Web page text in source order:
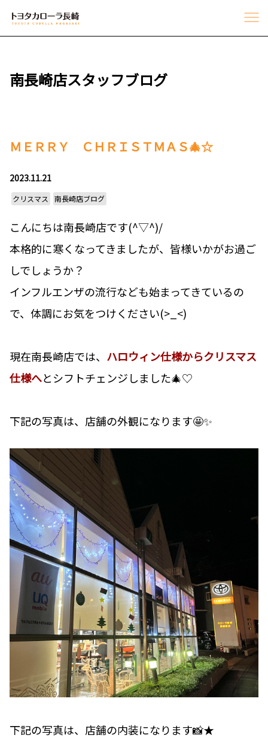
南長崎店スタッフブログ
ＭＥＲＲＹ ＣＨＲＩＳＴＭＡＳ🎄☆
2023.11.21
クリスマス 南長崎店ブログ
こんにちは南長崎店です(^▽^)/
本格的に寒くなってきましたが、皆様いかがお過ご
しでしょうか？
インフルエンザの流行なども始まってきているの
で、体調にお気をつけください(>_<)
現在南長崎店では、 ハロウィン仕様からクリスマス
仕様へとシフトチェンジしました🎄♡
下記の写真は、店舗の外観になります🤩✨
下記の写真は、店舗の内装になります📸★